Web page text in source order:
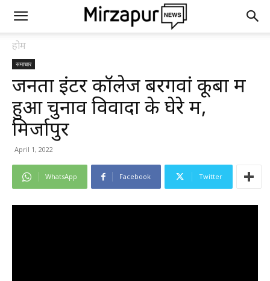
होम
समाचार
जनता इंटर कॉलेज बरगवां कूबा में
हुआ चुनाव विवादों के घेरे में,
मिर्जापुर
April 1, 2022
WhatsApp Facebook Twitter